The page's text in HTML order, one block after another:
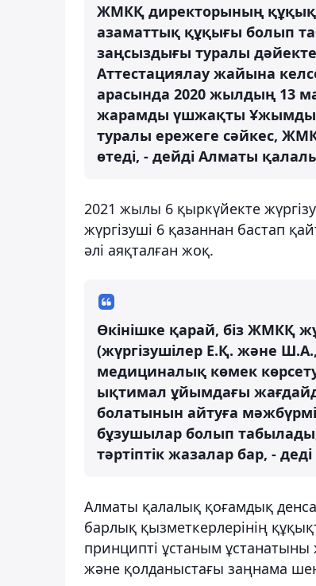
ЖМКҚ директорының құқық
азаматтық құқығы болып
заңсыздығы туралы
Аттестациялау жайына
арасында 2020 жылдың 13
жарамды үшжақты Ұжымдық
туралы ережеге сәйкес,
өтеді, - дейді Алматы
2021 жылы 6 қыркүйекте
жүргізуші 6 қазаннан бастап
әлі аяқталған жоқ.
Өкінішке қарай, біз ЖМКҚ
(жүргізушілер Е.Қ. және
медициналық көмек
ықтимал ұйымдағы
болатынын айтуға
бұзушылар болып
тәртіптік жазалар бар, -
Алматы қалалық қоғамдық
барлық қызметкерлерінің
принципті ұстаным
және қолданыстағы заңнама